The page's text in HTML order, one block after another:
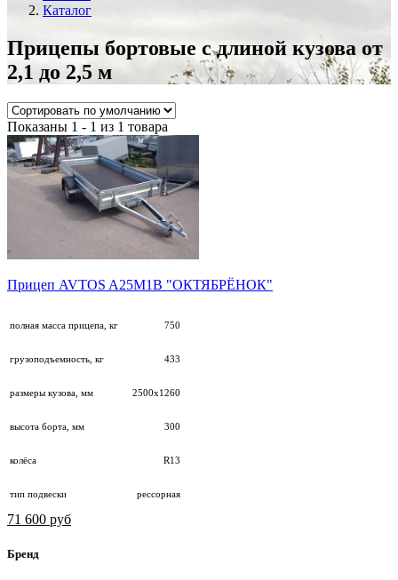
Каталог
Прицепы бортовые с длиной кузова от
2,1 до 2,5 м
Показаны 1 - 1 из 1 товара
Прицеп AVTOS A25М1B "ОКТЯБРЁНОК"
полная масса прицепа, кг 750
грузоподъемность, кг 433
размеры кузова, мм 2500х1260
высота борта, мм 300
колёса R13
тип подвески рессорная
71 600 руб
Бренд